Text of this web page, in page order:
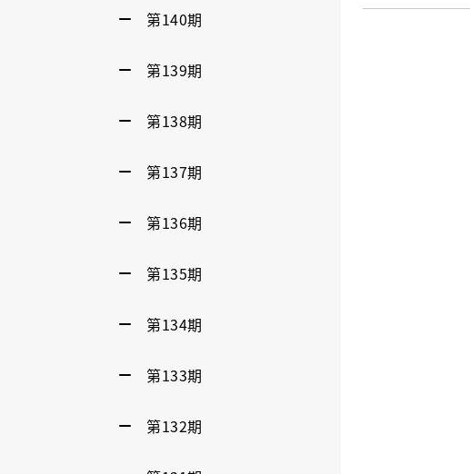
第140期
第139期
第138期
第137期
第136期
第135期
第134期
第133期
第132期